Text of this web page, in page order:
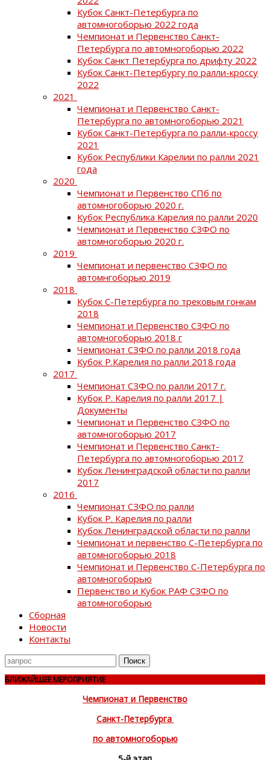
Кубок Санкт-Петербурга по
автомногоборью 2022 года
Чемпионат и Первенство Санкт-
Петербурга по автомногоборью 2022
Кубок Санкт Петербурга по дрифту 2022
Кубок Санкт-Петербургу по ралли-кроссу
2022
2021
Чемпионат и Первенство Санкт-
Петербурга по автомногоборью 2021
Кубок Санкт-Петербурга по ралли-кроссу
2021
Кубок Республики Карелии по ралли 2021
года
2020
Чемпионат и Первенство СПб по
автомногоборью 2020 г.
Кубок Республика Карелия по ралли 2020
Чемпионат и Первенство СЗФО по
автомногоборью 2020 г.
2019
Чемпионат и первенство СЗФО по
автомнгоборью 2019
2018
Кубок С-Петербурга по трековым гонкам
2018
Чемпионат и Первенство СЗФО по
автомногоборью 2018 г
Чемпионат СЗФО по ралли 2018 года
Кубок Р.Карелия по ралли 2018 года
2017
Чемпионат СЗФО по ралли 2017 г.
Кубок Р. Карелия по ралли 2017 |
Документы
Чемпионат и Первенство СЗФО по
автомногоборью 2017
Чемпионат и Первенство Санкт-
Петербурга по автомногоборью 2017
Кубок Ленинградской области по ралли
2017
2016
Чемпионат СЗФО по ралли
Кубок Р. Карелия по ралли
Кубок Ленинградской области по ралли
Чемпионат и первенство С-Петербурга по
автомногоборью 2018
Чемпионат и Первенство С-Петербурга по
автомногоборью
Первенство и Кубок РАФ СЗФО по
автомногоборью
Сборная
Новости
Контакты
Поиск
для
БЛИЖАЙШЕЕ МЕРОПРИЯТИЕ
Чемпионат и Первенство
Санкт-Петербурга
по автомногоборью